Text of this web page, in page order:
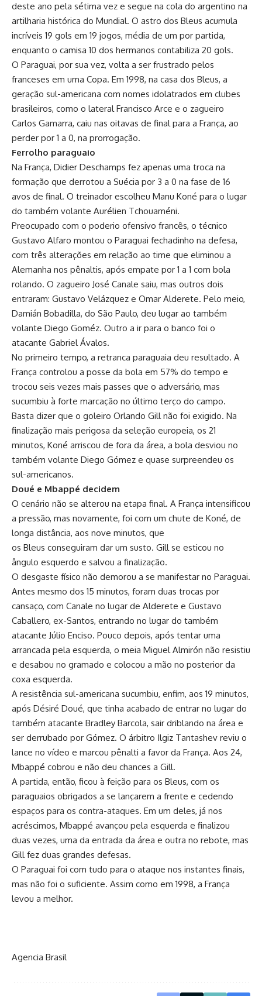
deste ano pela sétima vez e segue na cola do argentino na
artilharia histórica do Mundial. O astro dos Bleus acumula
incríveis 19 gols em 19 jogos, média de um por partida,
enquanto o camisa 10 dos hermanos contabiliza 20 gols.
O Paraguai, por sua vez, volta a ser frustrado pelos
franceses em uma Copa. Em 1998, na casa dos Bleus, a
geração sul-americana com nomes idolatrados em clubes
brasileiros, como o lateral Francisco Arce e o zagueiro
Carlos Gamarra, caiu nas oitavas de final para a França, ao
perder por 1 a 0, na prorrogação.
Ferrolho paraguaio
Na França, Didier Deschamps fez apenas uma troca na
formação que derrotou a Suécia por 3 a 0 na fase de 16
avos de final. O treinador escolheu Manu Koné para o lugar
do também volante Aurélien Tchouaméni.
Preocupado com o poderio ofensivo francês, o técnico
Gustavo Alfaro montou o Paraguai fechadinho na defesa,
com três alterações em relação ao time que eliminou a
Alemanha nos pênaltis, após empate por 1 a 1 com bola
rolando. O zagueiro José Canale saiu, mas outros dois
entraram: Gustavo Velázquez e Omar Alderete. Pelo meio,
Damián Bobadilla, do São Paulo, deu lugar ao também
volante Diego Goméz. Outro a ir para o banco foi o
atacante Gabriel Ávalos.
No primeiro tempo, a retranca paraguaia deu resultado. A
França controlou a posse da bola em 57% do tempo e
trocou seis vezes mais passes que o adversário, mas
sucumbiu à forte marcação no último terço do campo.
Basta dizer que o goleiro Orlando Gill não foi exigido. Na
finalização mais perigosa da seleção europeia, os 21
minutos, Koné arriscou de fora da área, a bola desviou no
também volante Diego Gómez e quase surpreendeu os
sul-americanos.
Doué e Mbappé decidem
O cenário não se alterou na etapa final. A França intensificou
a pressão, mas novamente, foi com um chute de Koné, de
longa distância, aos nove minutos, que
os Bleus conseguiram dar um susto. Gill se esticou no
ângulo esquerdo e salvou a finalização.
O desgaste físico não demorou a se manifestar no Paraguai.
Antes mesmo dos 15 minutos, foram duas trocas por
cansaço, com Canale no lugar de Alderete e Gustavo
Caballero, ex-Santos, entrando no lugar do também
atacante Júlio Enciso. Pouco depois, após tentar uma
arrancada pela esquerda, o meia Miguel Almirón não resistiu
e desabou no gramado e colocou a mão no posterior da
coxa esquerda.
A resistência sul-americana sucumbiu, enfim, aos 19 minutos,
após Désiré Doué, que tinha acabado de entrar no lugar do
também atacante Bradley Barcola, sair driblando na área e
ser derrubado por Gómez. O árbitro Ilgiz Tantashev reviu o
lance no vídeo e marcou pênalti a favor da França. Aos 24,
Mbappé cobrou e não deu chances a Gill.
A partida, então, ficou à feição para os Bleus, com os
paraguaios obrigados a se lançarem a frente e cedendo
espaços para os contra-ataques. Em um deles, já nos
acréscimos, Mbappé avançou pela esquerda e finalizou
duas vezes, uma da entrada da área e outra no rebote, mas
Gill fez duas grandes defesas.
O Paraguai foi com tudo para o ataque nos instantes finais,
mas não foi o suficiente. Assim como em 1998, a França
levou a melhor.
Agencia Brasil